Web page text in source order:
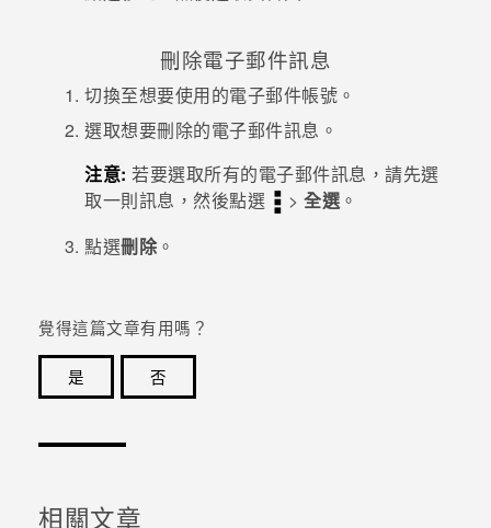
刪除電子郵件訊息
切換至想要使用的電子郵件帳號。
選取想要刪除的電子郵件訊息。
注意: 若要選取所有的電子郵件訊息，請先選
取一則訊息，然後點選
> 全選 。
點選刪除。
覺得這篇文章有用嗎？
是
否
相關文章